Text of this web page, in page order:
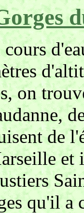
on
de
et
qu'il a